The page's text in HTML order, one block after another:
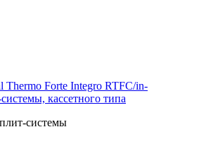
Thermo Forte Integro RTFC/in-
кассетного типа
системы